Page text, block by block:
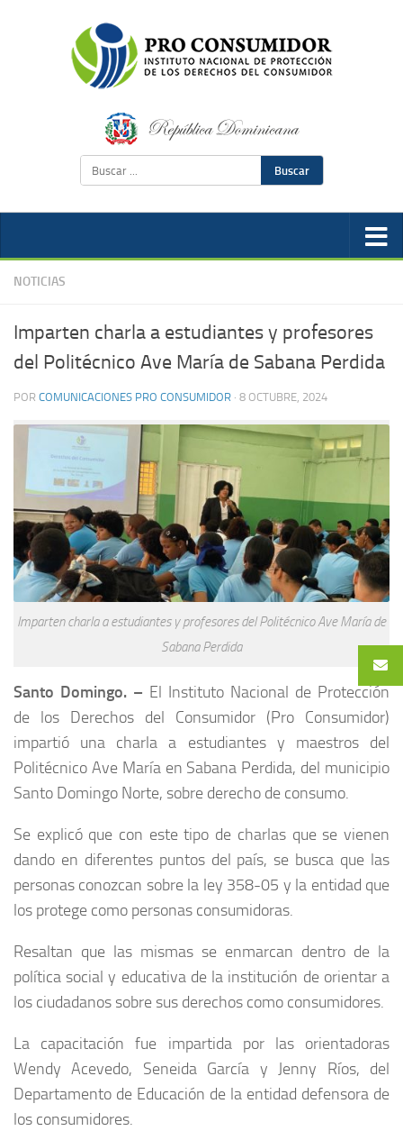
Buscar
NOTICIAS
Imparten charla a estudiantes y profesores
del Politécnico Ave María de Sabana Perdida
POR COMUNICACIONES PRO CONSUMIDOR · 8 OCTUBRE, 2024
Imparten charla a estudiantes y profesores del Politécnico Ave María de
Sabana Perdida
Santo Domingo. – El Instituto Nacional de Protección
de los Derechos del Consumidor (Pro Consumidor)
impartió una charla a estudiantes y maestros del
Politécnico Ave María en Sabana Perdida, del municipio
Santo Domingo Norte, sobre derecho de consumo.
Se explicó que con este tipo de charlas que se vienen
dando en diferentes puntos del país, se busca que las
personas conozcan sobre la ley 358-05 y la entidad que
los protege como personas consumidoras.
Resaltan que las mismas se enmarcan dentro de la
política social y educativa de la institución de orientar a
los ciudadanos sobre sus derechos como consumidores.
La capacitación fue impartida por las orientadoras
Wendy Acevedo, Seneida García y Jenny Ríos, del
Departamento de Educación de la entidad defensora de
los consumidores.